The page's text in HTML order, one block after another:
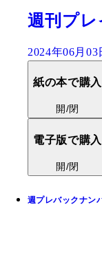
週刊プレ
2024年06月03
紙の本で購入
開/閉
電子版で購入
開/閉
週プレバックナン